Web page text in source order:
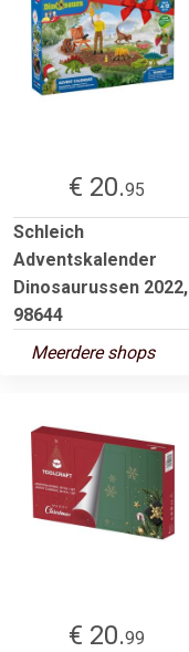
€ 20.95
Schleich
Adventskalender
Dinosaurussen 2022,
98644
Meerdere shops
€ 20.99